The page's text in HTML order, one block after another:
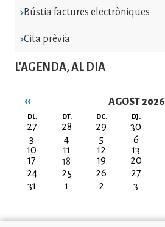
Bústia factures electròniques
Cita prèvia
L'AGENDA, AL DIA
AGOST 2026
Paginació
‹‹
DL. DT. DC. DJ.
27 28 29 30
3
4 5 6
10
11 12 13
17
18 19 20
24
25 26 27
31
1 2 3